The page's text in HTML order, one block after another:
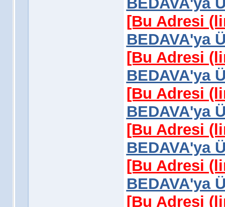
[Bu Adresi
BEDAVA'ya
[Bu Adresi
BEDAVA'ya
[Bu Adresi
BEDAVA'ya
[Bu Adresi
BEDAVA'ya
[Bu Adresi
BEDAVA'ya
[Bu Adresi